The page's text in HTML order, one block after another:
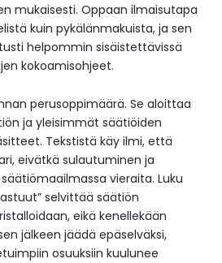
mukaisesti. Oppaan ilmaisutapa
kuin pykälänmakuista, ja sen
helpommin sisäistettävissä
kokoamisohjeet.
perusoppimäärä. Se aloittaa
ja yleisimmät säätiöiden
Tekstistä käy ilmi, että
eivätkä sulautuminen ja
vieraita. Luku
selvittää säätiön
eikä kenellekään
jälkeen jäädä epäselväksi,
osuuksiin kuulunee